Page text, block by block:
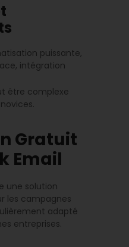
puissante,
intégration
être complexe
Gratuit
Email
une solution
les campagnes
adapté
entreprises.